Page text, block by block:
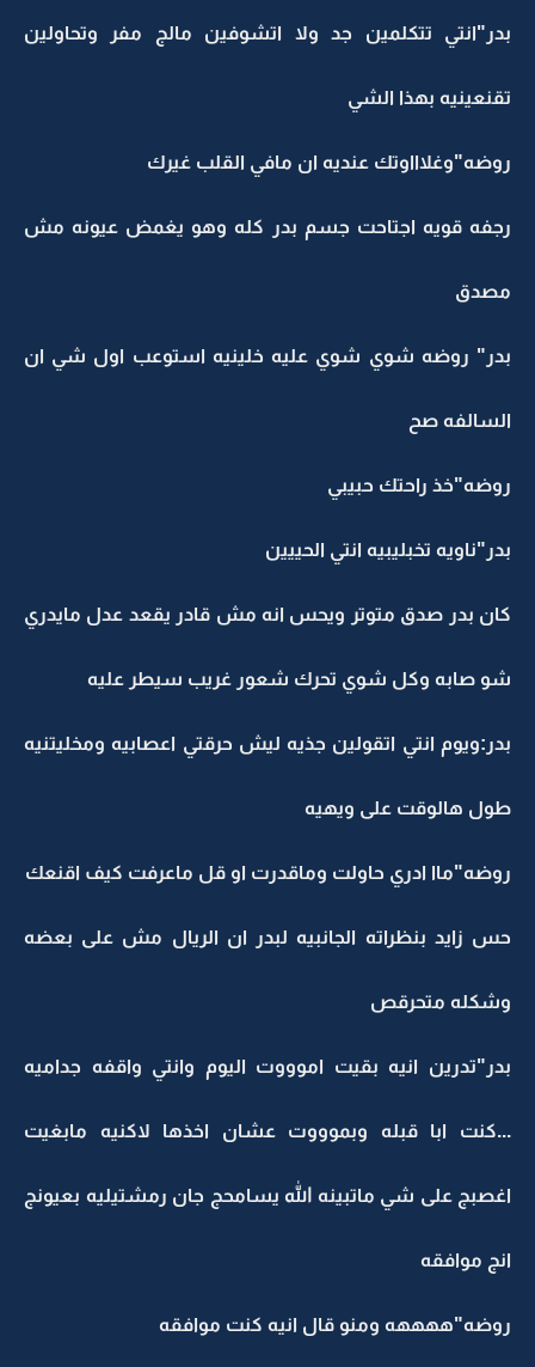
بدر"انتي تتكلمين جد ولا اتشوفين مالج مفر وتحاولين
تقنعينيه بهذا الشي
روضه"وغلاااوتك عنديه ان مافي القلب غيرك
رجفه قويه اجتاحت جسم بدر كله وهو يغمض عيونه مش
مصدق
بدر" روضه شوي شوي عليه خلينيه استوعب اول شي ان
السالفه صح
روضه"خذ راحتك حبيبي
بدر"ناويه تخبليبيه انتي الحييين
كان بدر صدق متوتر ويحس انه مش قادر يقعد عدل مايدري
شو صابه وكل شوي تحرك شعور غريب سيطر عليه
بدر:ويوم انتي اتقولين جذيه ليش حرقتي اعصابيه ومخليتنيه
طول هالوقت على ويهيه
روضه"ماا ادري حاولت وماقدرت او قل ماعرفت كيف اقنعك
حس زايد بنظراته الجانبيه لبدر ان الريال مش على بعضه
وشكله متحرقص
بدر"تدرين انيه بقيت اموووت اليوم وانتي واقفه جداميه
...كنت ابا قبله وبموووت عشان اخذها لاكنيه مابغيت
اغصبج على شي ماتبينه الله يسامحج جان رمشتيليه بعيونج
انج موافقه
روضه"ههههه ومنو قال انيه كنت موافقه